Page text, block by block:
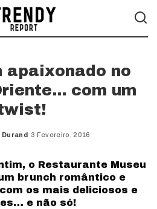
apaixonado no
com um
Durand 3 Fevereiro, 2016
o Restaurante Museu
brunch romântico e
os mais deliciosos e
e não só!